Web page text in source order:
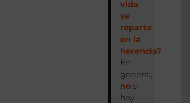
vida
se
reparte
en la
herencia?
En
general,
no si
hay